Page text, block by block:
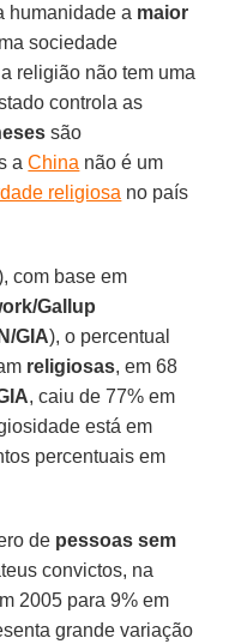
humanidade a maior
sociedade
religião não tem uma
controla as
são
aChina não é um
religiosa no país
com base em
Gallup
GIA), o percentual
religiosas, em 68
, caiu de 77% em
está em
percentuais em
de pessoas sem
convictos, na
2005 para 9% em
grande variação